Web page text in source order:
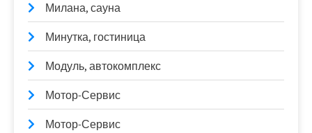
Милана, сауна
Минутка, гостиница
Модуль, автокомплекс
Мотор-Сервис
Мотор-Сервис